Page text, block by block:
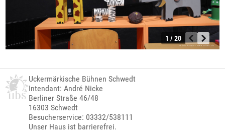
1 / 20
Uckermärkische Bühnen Schwedt
Intendant: André Nicke
Berliner Straße 46/48
16303 Schwedt
Besucherservice: 03332/538111
Unser Haus ist barrierefrei.